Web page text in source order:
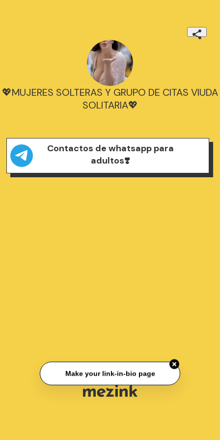
💖MUJERES SOLTERAS Y GRUPO DE CITAS VIUDA
SOLITARIA💖
Contactos de whatsapp para
adultos❣️
Make your link-in-bio page